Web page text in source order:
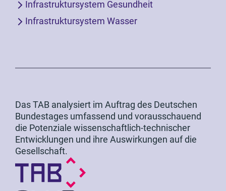
Infrastruktursystem Gesundheit
Infrastruktursystem Wasser
Das TAB analysiert im Auftrag des Deutschen
Bundestages umfassend und vorausschauend
die Potenziale wissenschaftlich-technischer
Entwicklungen und ihre Auswirkungen auf die
Gesellschaft.